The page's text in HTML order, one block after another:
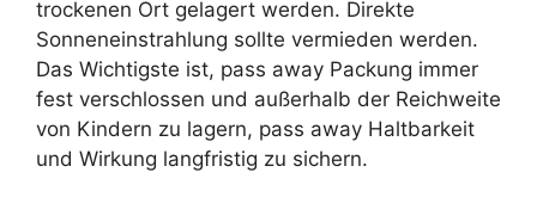
trockenen Ort gelagert werden. Direkte
Sonneneinstrahlung sollte vermieden werden.
Das Wichtigste ist, pass away Packung immer
fest verschlossen und außerhalb der Reichweite
von Kindern zu lagern, pass away Haltbarkeit
und Wirkung langfristig zu sichern.